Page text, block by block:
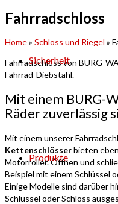
Sicherheit
Produkte
Fahrradschloss
Home» Schloss und Riegel »
Fahrradschloss von BURG-
Fahrrad-Diebstahl.
Mit einem BURG-
Räder zuverlässig
Mit einem unserer
Kettenschlösserbieten
Motorroller. Öffnen und
Beispiel mit einem Schlüssel
Einige Modelle sind darüber
Schlüssel oder Schloss